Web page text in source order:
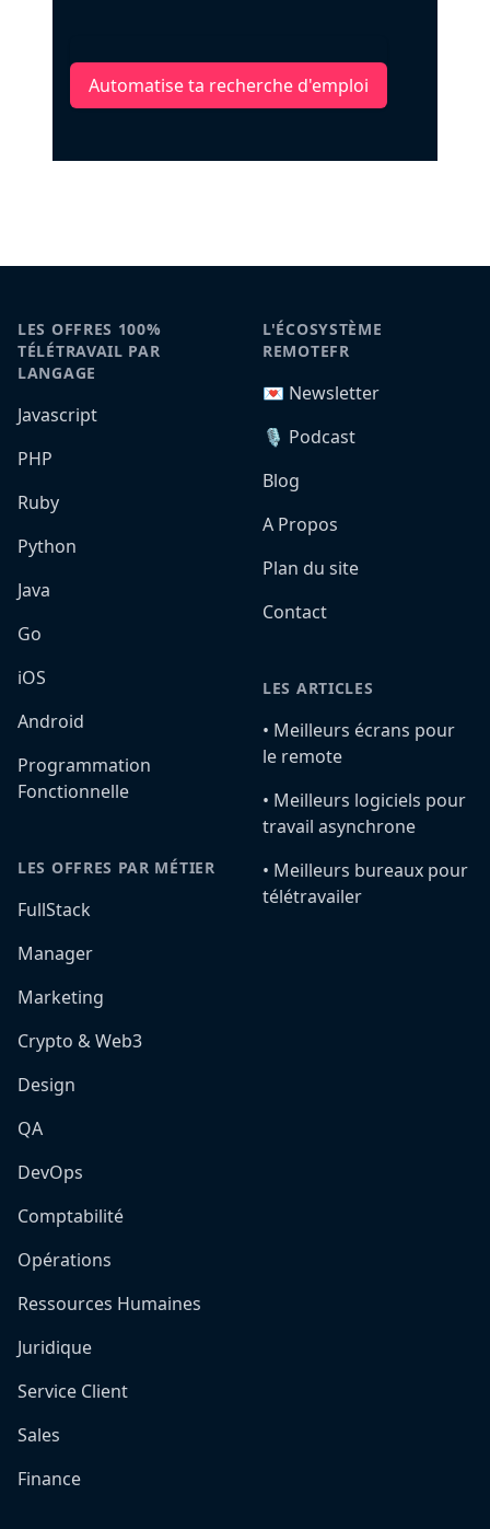
Automatise ta recherche d'emploi
LES OFFRES 100%
TÉLÉTRAVAIL PAR
LANGAGE
Javascript
PHP
Ruby
Python
Java
Go
iOS
Android
Programmation
Fonctionnelle
LES OFFRES PAR MÉTIER
FullStack
Manager
Marketing
Crypto & Web3
Design
QA
DevOps
Comptabilité
Opérations
Ressources Humaines
Juridique
Service Client
Sales
Finance
L'ÉCOSYSTÈME
REMOTEFR
💌 Newsletter
🎙️ Podcast
Blog
A Propos
Plan du site
Contact
LES ARTICLES
•️ Meilleurs écrans pour
le remote
•️ Meilleurs logiciels pour
travail asynchrone
•️ Meilleurs bureaux pour
télétravailer